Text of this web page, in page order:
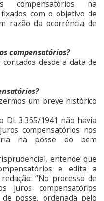
na
com o objetivo de
razão da ocorrência de
compensatórios?
desde a data de
um breve histórico
DL 3.365/1941 não havia
compensatórios nos
na posse do bem
entende que
e edita a
“No processo de
juros compensatórios
posse, ordenada pelo